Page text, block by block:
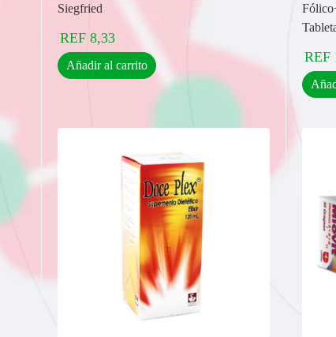
Siegfried
REF 8,33
Añadir al carrito
REF